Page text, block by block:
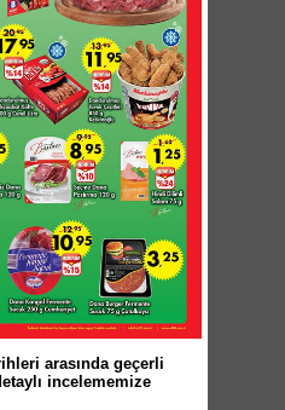
arasında geçerli
incelememize